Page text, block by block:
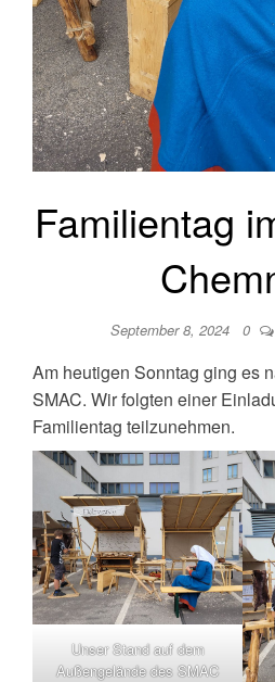
Familientag
September 8, 2024 0
Am heutigen Sonntag ging es
SMAC. Wir folgten einer
Familientag teilzunehmen.
Unser Stand auf dem
Außengelände des SMAC